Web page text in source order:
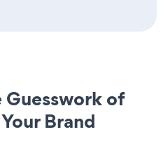
Guesswork of
Brand